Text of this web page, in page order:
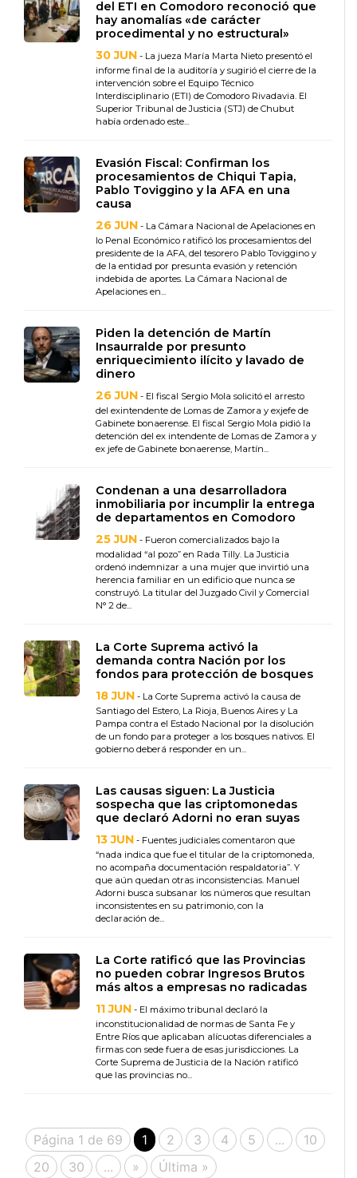
del ETI en Comodoro reconoció que
hay anomalías «de carácter
procedimental y no estructural»
30 JUN - La jueza María Marta Nieto presentó el
informe final de la auditoría y sugirió el cierre de la
intervención sobre el Equipo Técnico
Interdisciplinario (ETI) de Comodoro Rivadavia. El
Superior Tribunal de Justicia (STJ) de Chubut
había ordenado este...
Evasión Fiscal: Confirman los
procesamientos de Chiqui Tapia,
Pablo Toviggino y la AFA en una
causa
26 JUN - La Cámara Nacional de Apelaciones en
lo Penal Económico ratificó los procesamientos del
presidente de la AFA, del tesorero Pablo Toviggino y
de la entidad por presunta evasión y retención
indebida de aportes. La Cámara Nacional de
Apelaciones en...
Piden la detención de Martín
Insaurralde por presunto
enriquecimiento ilícito y lavado de
dinero
26 JUN - El fiscal Sergio Mola solicitó el arresto
del exintendente de Lomas de Zamora y exjefe de
Gabinete bonaerense. El fiscal Sergio Mola pidió la
detención del ex intendente de Lomas de Zamora y
ex jefe de Gabinete bonaerense, Martín...
Condenan a una desarrolladora
inmobiliaria por incumplir la entrega
de departamentos en Comodoro
25 JUN - Fueron comercializados bajo la
modalidad “al pozo” en Rada Tilly. La Justicia
ordenó indemnizar a una mujer que invirtió una
herencia familiar en un edificio que nunca se
construyó. La titular del Juzgado Civil y Comercial
N° 2 de...
La Corte Suprema activó la
demanda contra Nación por los
fondos para protección de bosques
18 JUN - La Corte Suprema activó la causa de
Santiago del Estero, La Rioja, Buenos Aires y La
Pampa contra el Estado Nacional por la disolución
de un fondo para proteger a los bosques nativos. El
gobierno deberá responder en un...
Las causas siguen: La Justicia
sospecha que las criptomonedas
que declaró Adorni no eran suyas
13 JUN - Fuentes judiciales comentaron que
“nada indica que fue el titular de la criptomoneda,
no acompaña documentación respaldatoria”. Y
que aún quedan otras inconsistencias. Manuel
Adorni busca subsanar los números que resultan
inconsistentes en su patrimonio, con la
declaración de...
La Corte ratificó que las Provincias
no pueden cobrar Ingresos Brutos
más altos a empresas no radicadas
11 JUN - El máximo tribunal declaró la
inconstitucionalidad de normas de Santa Fe y
Entre Ríos que aplicaban alícuotas diferenciales a
firmas con sede fuera de esas jurisdicciones. La
Corte Suprema de Justicia de la Nación ratificó
que las provincias no...
Página 1 de 69 1 2 3 4 5 ...
10
20
30 ... » Última »